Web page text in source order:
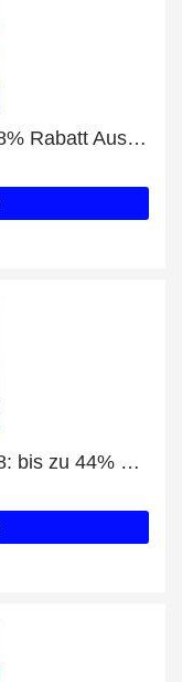
Wohnzimmermöbel Aktion und 8% Rabatt Ausverkauf
FRIDGE Stuhl 2er-Set 02612-98: bis zu 44% Rabatt